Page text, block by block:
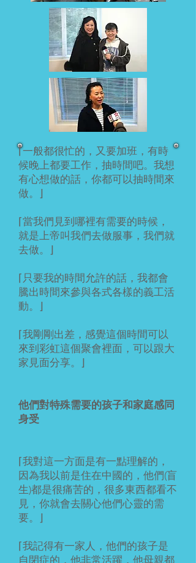
⌈一般都很忙的，又要加班，有時
候晚上都要工作，抽時間吧。我想
有心想做的話，你都可以抽時間來
做。⌋
⌈當我們見到哪裡有需要的時候，
就是上帝叫我們去做服事，我們就
去做。⌋
⌈只要我的時間允許的話，我都會
騰出時間來參與各式各樣的義工活
動。⌋
⌈我剛剛出差，感覺這個時間可以
來到彩虹這個聚會裡面，可以跟大
家見面分享。⌋
他們對特殊需要的孩子和家庭感同
身受
⌈我對這一方面是有一點理解的，
因為我以前是住在中國的，他們(盲
生)都是很痛苦的，很多東西都看不
見，你就會去關心他們心靈的需
要。⌋
⌈我記得有一家人，他們的孩子是
自閉症的，他非常活躍，他母親都